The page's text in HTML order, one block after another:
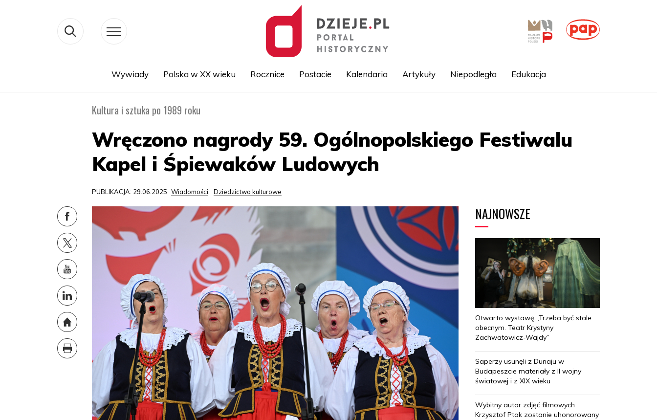
Wywiady Polska w XX wieku Rocznice Postacie Kalendaria Artykuły Niepodległa Edukacja
Kultura i sztuka po 1989 roku
Wręczono nagrody 59. Ogólnopolskiego Festiwalu
Kapel i Śpiewaków Ludowych
PUBLIKACJA: 29.06.2025 Wiadomości, Dziedzictwo kulturowe
NAJNOWSZE
Otwarto wystawę „Trzeba być stale
obecnym. Teatr Krystyny
Zachwatowicz-Wajdy”
Saperzy usunęli z Dunaju w
Budapeszcie materiały z II wojny
światowej i z XIX wieku
Wybitny autor zdjęć filmowych
Krzysztof Ptak zostanie uhonorowany